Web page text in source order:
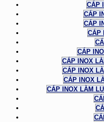
CÁP
CÁP
CÁP
CÁP
CÁP
CÁP INOX
CÁP INOX
CÁP INOX
CÁP INOX LÀM